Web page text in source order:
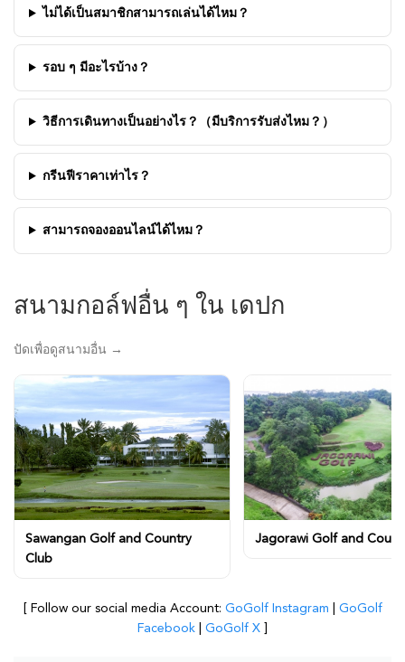
ไม่ได้เป็นสมาชิกสามารถเล่นได้ไหม？
รอบ ๆ มีอะไรบ้าง？
วิธีการเดินทางเป็นอย่างไร？（มีบริการรับส่งไหม？）
กรีนฟีราคาเท่าไร？
สามารถจองออนไลน์ได้ไหม？
สนามกอล์ฟอื่น ๆ ใน เดปก
ปัดเพื่อดูสนามอื่น →
Sawangan Golf and Country
Club
Jagorawi Golf and
[ Follow our social media Account: GoGolf Instagram
GoGolf
Facebook
GoGolf X